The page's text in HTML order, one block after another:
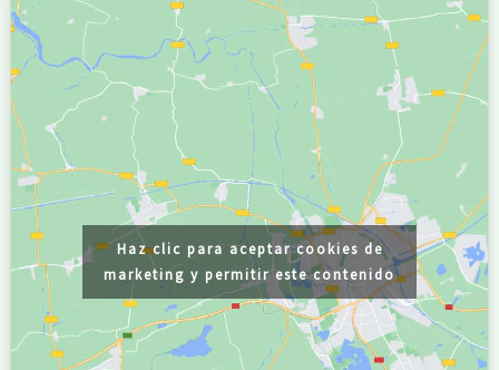
Haz clic para aceptar cookies de
marketing y permitir este contenido